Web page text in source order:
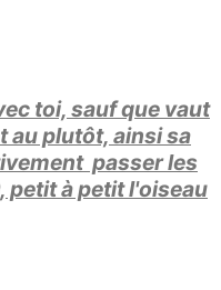
toi, sauf que vaut
au plutôt, ainsi sa
passer les
à petit l'oiseau